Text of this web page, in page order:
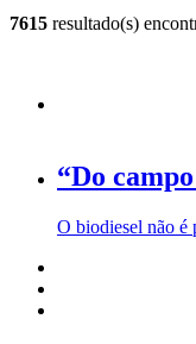
7615 resultado(s)
“Do
O biodiesel não é